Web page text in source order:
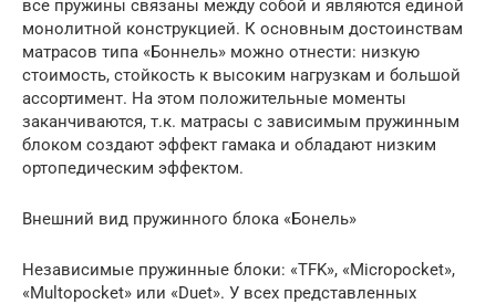
все пружины связаны между собой и являются единой
монолитной конструкцией. К основным достоинствам
матрасов типа «Боннель» можно отнести: низкую
стоимость, стойкость к высоким нагрузкам и большой
ассортимент. На этом положительные моменты
заканчиваются, т.к. матрасы с зависимым пружинным
блоком создают эффект гамака и обладают низким
ортопедическим эффектом.
Внешний вид пружинного блока «Бонель»
Независимые пружинные блоки: «TFK», «Micropocket»,
«Multopocket» или «Duet». У всех представленных